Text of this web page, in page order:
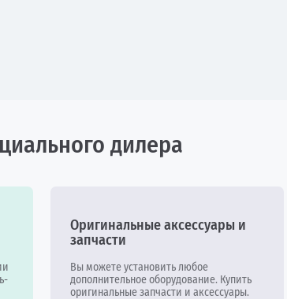
дилера
Оригинальные аксессуары и
запчасти
Вы можете установить любое
дополнительное оборудование. Купить
оригинальные запчасти и аксессуары.